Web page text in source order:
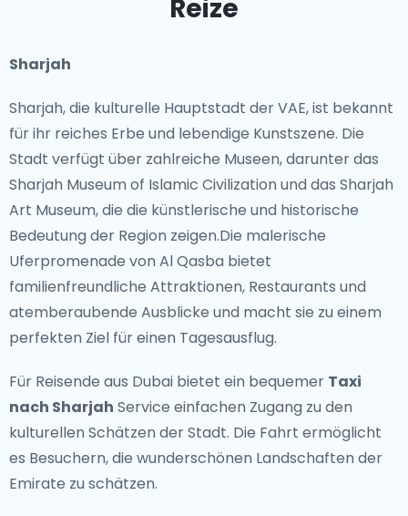
VAE haben sich auch als globaler Mittelpunkt für
Events wie Art Dubai und das Abu Dhabi Film Festival.
Unglaubliche Attraktionen
Die VAE bieten eine Fülle von Attraktionen, die jeden
Reisenden faszinieren. Der ikonische Burj Khalifa in
Dubai bietet atemberaubende Ausblicke von seiner
Aussichtsplattform, während das Louvre Abu Dhabi
eine beeindruckende Sammlung von Kunst aus aller
Welt präsentiert. Für Abenteuerlustige bieten die
weiten Wüsten Möglichkeiten zum Dünenfahren und
Kamelreiten, während die unberührten Strände
Erholung einladen.
Erkundung jenseits der städtischen Zentren
Um die ruhige Seite der VAE zu erleben, begeben Sie
Reize
Sharjah
Sharjah, die kulturelle Hauptstadt der VAE, ist bekannt
für ihr reiches Erbe und lebendige Kunstszene. Die
Stadt verfügt über zahlreiche Museen, darunter das
Sharjah Museum of Islamic Civilization und das Sharjah
Art Museum, die die künstlerische und historische
Bedeutung der Region zeigen.Die malerische
Uferpromenade von Al Qasba bietet
familienfreundliche Attraktionen, Restaurants und
atemberaubende Ausblicke und macht sie zu einem
perfekten Ziel für einen Tagesausflug.
Für Reisende aus Dubai bietet ein bequemer Taxi
nach Sharjah Service einfachen Zugang zu den
kulturellen Schätzen der Stadt. Die Fahrt ermöglicht
es Besuchern, die wunderschönen Landschaften der
Emirate zu schätzen.